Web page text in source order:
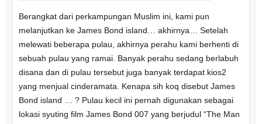
Berangkat dari perkampungan Muslim ini, kami pun
melanjutkan ke James Bond island… akhirnya… Setelah
melewati beberapa pulau, akhirnya perahu kami berhenti di
sebuah pulau yang ramai. Banyak perahu sedang berlabuh
disana dan di pulau tersebut juga banyak terdapat kios2
yang menjual cinderamata. Kenapa sih koq disebut James
Bond island … ? Pulau kecil ini pernah digunakan sebagai
lokasi syuting film James Bond 007 yang berjudul “The Man